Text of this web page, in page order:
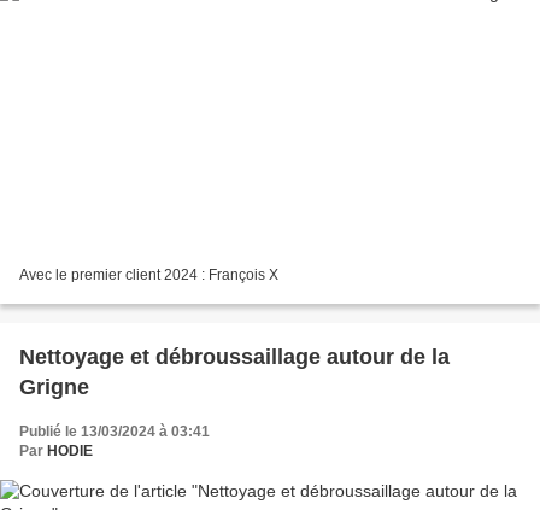
Avec le premier client 2024 : François X
Nettoyage et débroussaillage autour de la
Grigne
Publié le 13/03/2024 à 03:41
Par HODIE